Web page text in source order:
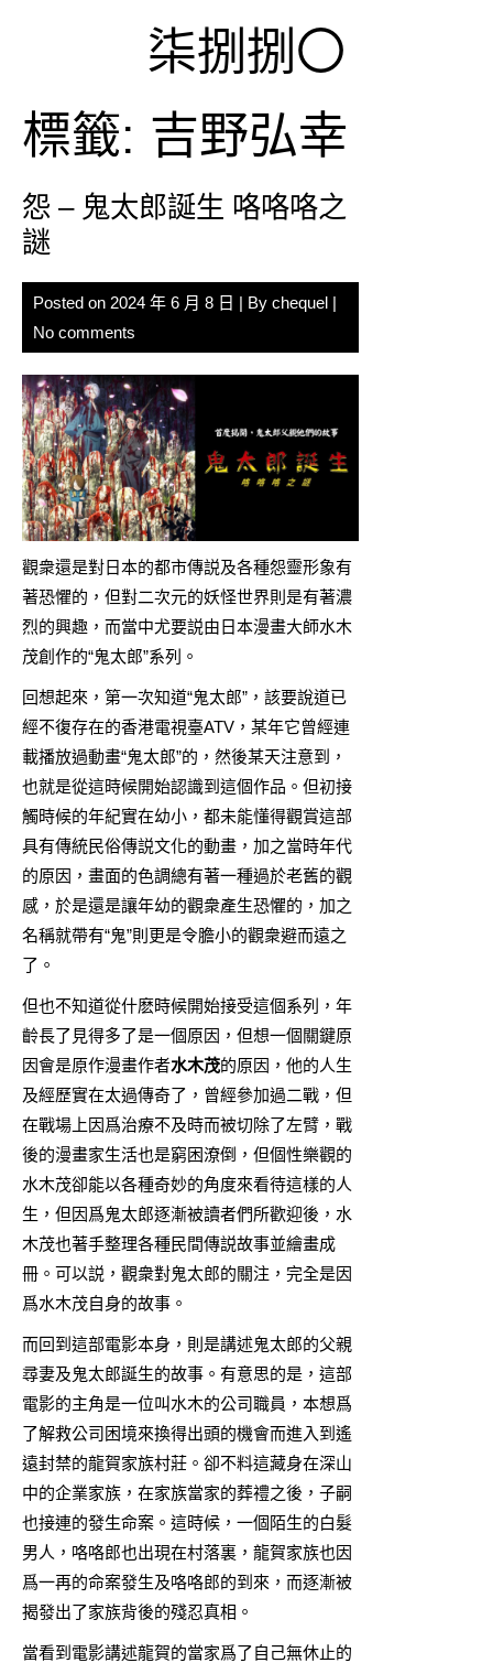
柒捌捌〇
標籤: 吉野弘幸
怨 – 鬼太郎誕生 咯咯咯之
謎
Posted on 2024 年 6 月 8 日 | By chequel |
No comments
觀衆還是對日本的都市傳説及各種怨靈形象有
著恐懼的，但對二次元的妖怪世界則是有著濃
烈的興趣，而當中尤要説由日本漫畫大師水木
茂創作的“鬼太郎”系列。
回想起來，第一次知道“鬼太郎”，該要說道已
經不復存在的香港電視臺ATV，某年它曾經連
載播放過動畫“鬼太郎”的，然後某天注意到，
也就是從這時候開始認識到這個作品。但初接
觸時候的年紀實在幼小，都未能懂得觀賞這部
具有傳統民俗傳説文化的動畫，加之當時年代
的原因，畫面的色調總有著一種過於老舊的觀
感，於是還是讓年幼的觀衆產生恐懼的，加之
名稱就帶有“鬼”則更是令膽小的觀衆避而遠之
了。
但也不知道從什麽時候開始接受這個系列，年
齡長了見得多了是一個原因，但想一個關鍵原
因會是原作漫畫作者水木茂的原因，他的人生
及經歷實在太過傳奇了，曾經參加過二戰，但
在戰場上因爲治療不及時而被切除了左臂，戰
後的漫畫家生活也是窮困潦倒，但個性樂觀的
水木茂卻能以各種奇妙的角度來看待這樣的人
生，但因爲鬼太郎逐漸被讀者們所歡迎後，水
木茂也著手整理各種民間傳説故事並繪畫成
冊。可以説，觀衆對鬼太郎的關注，完全是因
爲水木茂自身的故事。
而回到這部電影本身，則是講述鬼太郎的父親
尋妻及鬼太郎誕生的故事。有意思的是，這部
電影的主角是一位叫水木的公司職員，本想爲
了解救公司困境來換得出頭的機會而進入到遙
遠封禁的龍賀家族村莊。卻不料這藏身在深山
中的企業家族，在家族當家的葬禮之後，子嗣
也接連的發生命案。這時候，一個陌生的白髮
男人，咯咯郎也出現在村落裏，龍賀家族也因
爲一再的命案發生及咯咯郎的到來，而逐漸被
揭發出了家族背後的殘忍真相。
當看到電影講述龍賀的當家爲了自己無休止的